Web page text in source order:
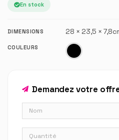
En stock
DIMENSIONS 28 × 23,5 ×
COULEURS
Demandez votre